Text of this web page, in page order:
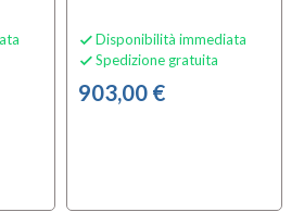
 Disponibilità immediata
 Spedizione gratuita
903,00 €